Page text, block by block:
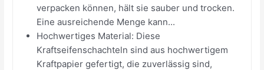
verpacken können, hält sie sauber und trocken.
Eine ausreichende Menge kann...
Hochwertiges Material: Diese
Kraftseifenschachteln sind aus hochwertigem
Kraftpapier gefertigt, die zuverlässig sind,